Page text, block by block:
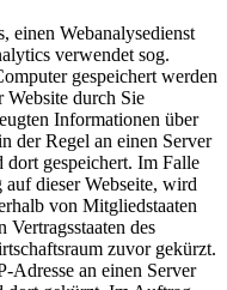
einen Webanalysedienst
verwendet sog.
gespeichert werden
Website durch Sie
Informationen über
der Regel an einen Server
gespeichert. Im Falle
dieser Webseite, wird
von Mitgliedstaaten
des
zuvor gekürzt.
an einen Server